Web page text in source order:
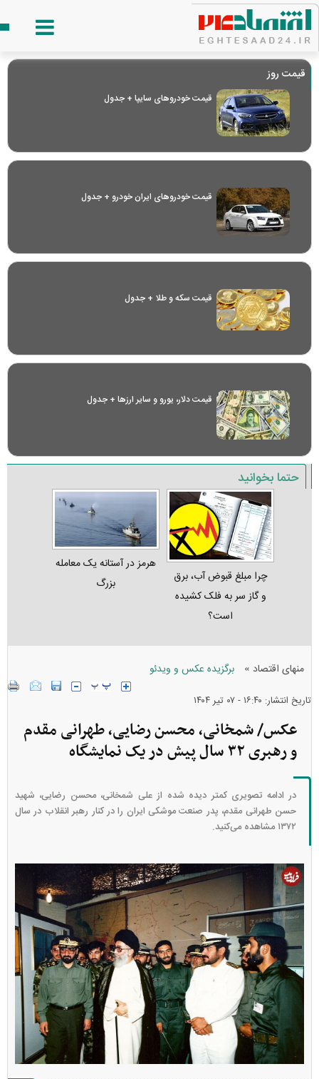
قیمت روز
قیمت خودرو‌های سایپا + جدول
قیمت خودرو‌های ایران خودرو + جدول
قیمت سکه و طلا + جدول
قیمت دلار، یورو و سایر ارز‌ها + جدول
حتما بخوانید
چرا مبلغ قبوض آب، برق
و گاز سر به فلک کشیده
است؟
هرمز در آستانه یک معامله
بزرگ
منهای اقتصاد » برگزیده عکس و ویدئو
تاریخ انتشار: ۱۶:۴۰ - ۰۷ تير ۱۴۰۴
عکس/ شمخانی، محسن رضایی، طهرانی مقدم
و رهبری ۳۲ سال پیش در یک نمایشگاه
در ادامه تصویری کمتر دیده شده از علی شمخانی، محسن رضایی، شهید
حسن طهرانی مقدم، پدر صنعت موشکی ایران را در کنار رهبر انقلاب در سال
۱۳۷۲ مشاهده می‌کنید.